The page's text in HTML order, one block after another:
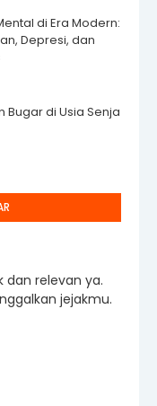
di Era Modern:
Depresi, dan
Bugar di Usia Senja
dan relevan ya.
jejakmu.